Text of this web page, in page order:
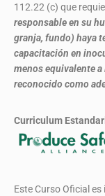
112.22 (c) que
responsable en su
granja, fundo) haya
capacitación en
menos equivalente
reconocido como
Curriculum
Este Curso Oficial